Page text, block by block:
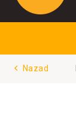
Nazad